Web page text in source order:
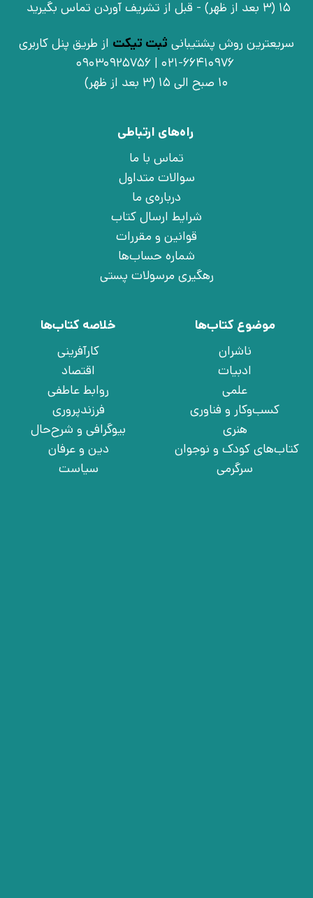
15 (3 بعد از ظهر) - قبل از تشریف آوردن تماس بگیرید
سریعترین روش پشتیبانی ثبت تیکت از طریق پنل کاربری
021-66410976 | 09030925756
10 صبح الی 15 (3 بعد از ظهر)
راه‌های ارتباطی
تماس با ما
سوالات متداول
درباره‌ی ما
شرایط ارسال کتاب
قوانین و مقررات
شماره حساب‌ها
رهگیری مرسولات پستی
موضوع کتاب‌ها
ناشران
ادبیات
علمی
کسب‌وکار و فناوری
هنری
کتاب‌های کودک و نوجوان
سرگرمی
خلاصه کتاب‌ها
کارآفرینی
اقتصاد
روابط عاطفی
فرزندپروری
بیوگرافی و شرح‌حال
دین و عرفان
سیاست